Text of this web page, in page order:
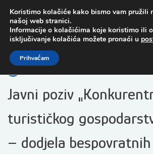
Open toolbar
sadržaj
Javni poziv
turističkog
– dodjela
Koristimo kolačiće kako bismo vam pružili
našoj web stranici.
Informacije o kolačićima koje koristimo ili
isključivanje kolačića možete pronaći u
Prihvaćam